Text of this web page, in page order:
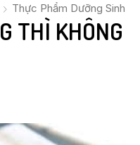
Thực Phẩm Dưỡng Sinh
THÌ KHÔNG